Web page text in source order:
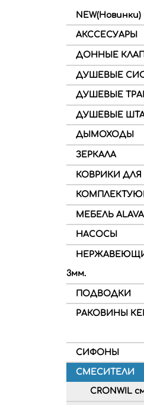
NEW(Новинки)
АКССЕСУАРЫ
ДОННЫЕ
ДУШЕВЫЕ
ДУШЕВЫЕ
ДУШЕВЫЕ
ДЫМОХОДЫ
ЗЕРКАЛА
КОВРИКИ
МЕБЕЛЬ
НАСОСЫ
3мм.
ПОДВОДКИ
РАКОВИНЫ
СИФОНЫ
СМЕСИТЕЛИ
CRONWIL